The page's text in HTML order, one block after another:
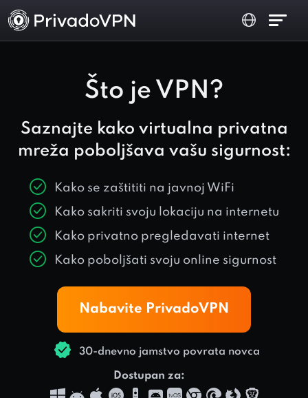
Što je VPN?
Saznajte kako virtualna privatna
mreža poboljšava vašu sigurnost:
Kako se zaštititi na javnoj WiFi
Kako sakriti svoju lokaciju na internetu
Kako privatno pregledavati internet
Kako poboljšati svoju online sigurnost
Nabavite PrivadoVPN
30-dnevno jamstvo povrata novca
Dostupan za: